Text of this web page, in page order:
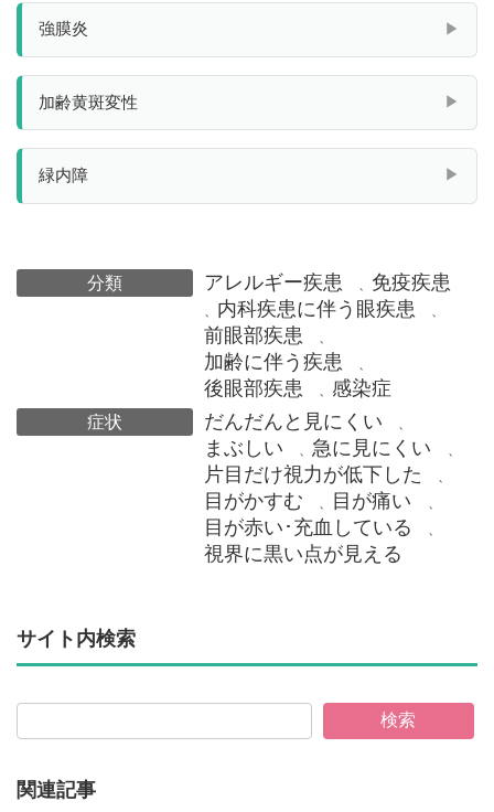
強膜炎
加齢黄斑変性
緑内障
分類 アレルギー疾患 免疫疾患
内科疾患に伴う眼疾患
前眼部疾患
加齢に伴う疾患
後眼部疾患 感染症
症状 だんだんと見にくい 、
まぶしい 、急に見にくい 、
片目だけ視力が低下した 、
目がかすむ 、 目が痛い 、
目が赤い･充血している 、
視界に黒い点が見える
サイト内検索
検索
関連記事